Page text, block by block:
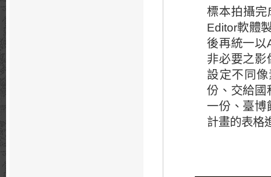
標本拍攝
Editor軟體
後再統一以
非必要之
設定不同
份、交給國
一份、臺博
計畫的表格